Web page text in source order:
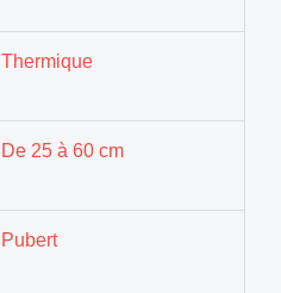
Thermique
De 25 à 60 cm
Pubert